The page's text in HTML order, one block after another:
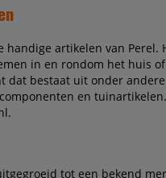
handige artikelen van Perel.
in en rondom het huis
dat bestaat uit onder andere
en
tot een bekend